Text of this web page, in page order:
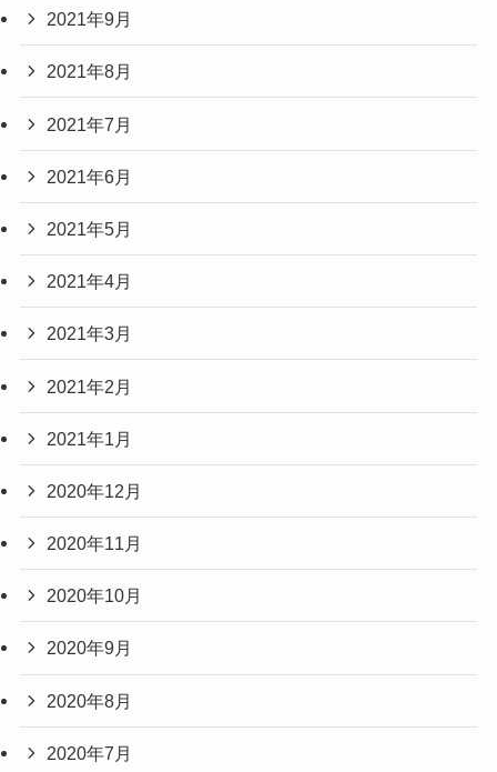
2021年9月
2021年8月
2021年7月
2021年6月
2021年5月
2021年4月
2021年3月
2021年2月
2021年1月
2020年12月
2020年11月
2020年10月
2020年9月
2020年8月
2020年7月